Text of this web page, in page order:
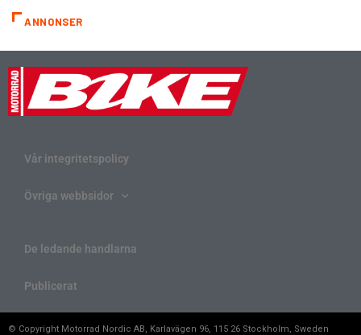
ANNONSER
Vår integritetspolicy
Övriga webbsidor
De ledande handlarna
Publicerat
© Copyright Motorrad Nordic AB, Karlavägen 96, 115 26 Stockholm, Sweden